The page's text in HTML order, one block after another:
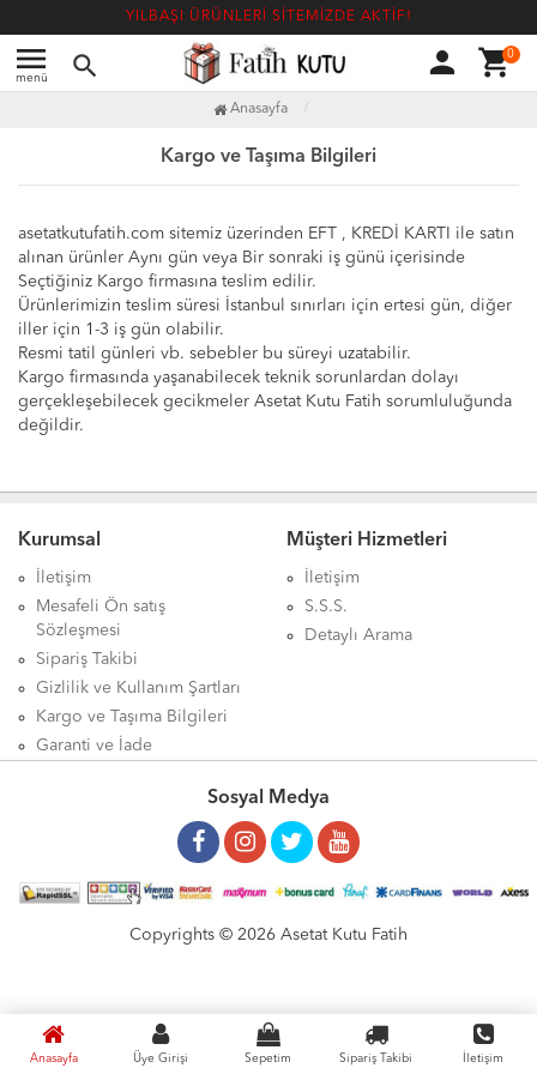
YILBAŞI ÜRÜNLERİ SİTEMİZDE AKTİF!
menu
menü search person shopping_cart0
Anasayfa Üye Girişi Sepetim Sipariş Takibi İletişim
Anasayfa
Kargo ve Taşıma Bilgileri
asetatkutufatih.com sitemiz üzerinden EFT , KREDİ KARTI ile satın
alınan ürünler Aynı gün veya Bir sonraki iş günü içerisinde
Seçtiğiniz Kargo firmasına teslim edilir.
Ürünlerimizin teslim süresi İstanbul sınırları için ertesi gün, diğer
iller için 1-3 iş gün olabilir.
Resmi tatil günleri vb. sebebler bu süreyi uzatabilir.
Kargo firmasında yaşanabilecek teknik sorunlardan dolayı
gerçekleşebilecek gecikmeler Asetat Kutu Fatih sorumluluğunda
değildir.
Kurumsal
İletişim
Mesafeli Ön satış
Sözleşmesi
Sipariş Takibi
Gizlilik ve Kullanım Şartları
Kargo ve Taşıma Bilgileri
Garanti ve İade
Müşteri Hizmetleri
İletişim
S.S.S.
Detaylı Arama
Sosyal Medya
Copyrights © 2026 Asetat Kutu Fatih